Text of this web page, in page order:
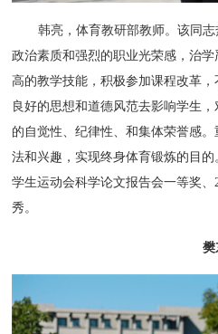
韩亮，体育教研部教师。该同
政治素质和强烈的职业光荣感，治
高的教学技能，积极参加课程改革
良好的思想和道德风范去影响学生
的自觉性、纪律性、和集体荣誉感
法和兴趣，实现终身体育锻炼的目
学生运动会科学论文报告会一等奖
秀。
樊